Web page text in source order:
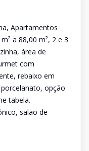
Apartamentos
a 88,00 m², 2 e 3
área de
com
rebaixo em
opção
tabela.
salão de